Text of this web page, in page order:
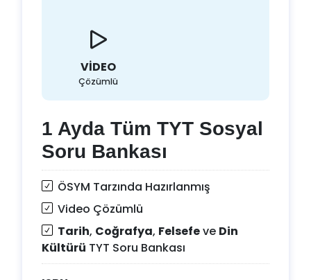
VİDEO
Çözümlü
1 Ayda Tüm TYT Sosyal
Soru Bankası
ÖSYM Tarzında Hazırlanmış
Video Çözümlü
Tarih, Coğrafya, Felsefeve Din
Kültürü TYT Soru Bankası